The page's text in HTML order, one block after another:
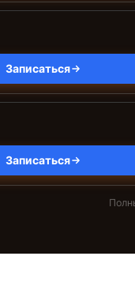
Записаться
Записаться